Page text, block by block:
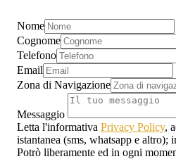
Nome
Cognome
Telefono
Email
Zona di Navigazione
Messaggio
Letta l'informativa Privacy Policy,
istantanea (sms, whatsapp e altro);
Potrò liberamente ed in ogni